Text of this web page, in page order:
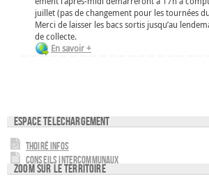
juillet (pas de changement pour les tournées
Merci de laisser les bacs sortis jusqu’au
de collecte.
En savoir +
Espace téléchargement
Thoiré Infos
Conseils intercommunaux
Zoom sur le territoire